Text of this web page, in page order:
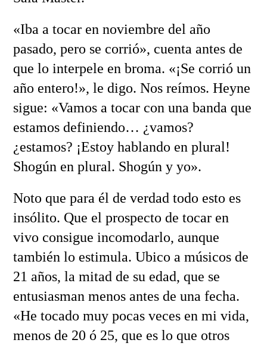
«Iba a tocar en noviembre del año
pasado, pero se corrió», cuenta antes de
que lo interpele en broma. «¡Se corrió un
año entero!», le digo. Nos reímos. Heyne
sigue: «Vamos a tocar con una banda que
estamos definiendo… ¿vamos?
¿estamos? ¡Estoy hablando en plural!
Shogún en plural. Shogún y yo».
Noto que para él de verdad todo esto es
insólito. Que el prospecto de tocar en
vivo consigue incomodarlo, aunque
también lo estimula. Ubico a músicos de
21 años, la mitad de su edad, que se
entusiasman menos antes de una fecha.
«He tocado muy pocas veces en mi vida,
menos de 20 ó 25, que es lo que otros